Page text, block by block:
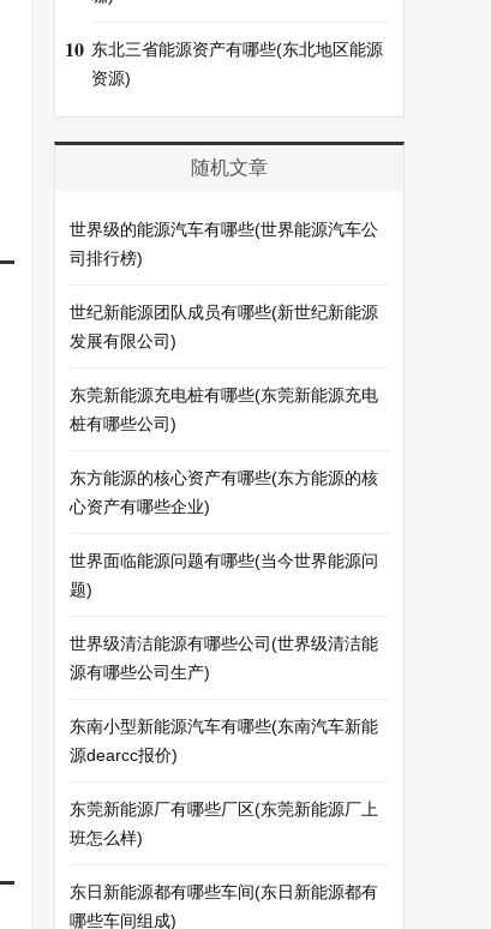
10 东北三省能源资产有哪些(东北地区能源
资源)
随机文章
世界级的能源汽车有哪些(世界能源汽车公
司排行榜)
世纪新能源团队成员有哪些(新世纪新能源
发展有限公司)
东莞新能源充电桩有哪些(东莞新能源充电
桩有哪些公司)
东方能源的核心资产有哪些(东方能源的核
心资产有哪些企业)
世界面临能源问题有哪些(当今世界能源问
题)
世界级清洁能源有哪些公司(世界级清洁能
源有哪些公司生产)
东南小型新能源汽车有哪些(东南汽车新能
源dearcc报价)
东莞新能源厂有哪些厂区(东莞新能源厂上
班怎么样)
东日新能源都有哪些车间(东日新能源都有
哪些车间组成)